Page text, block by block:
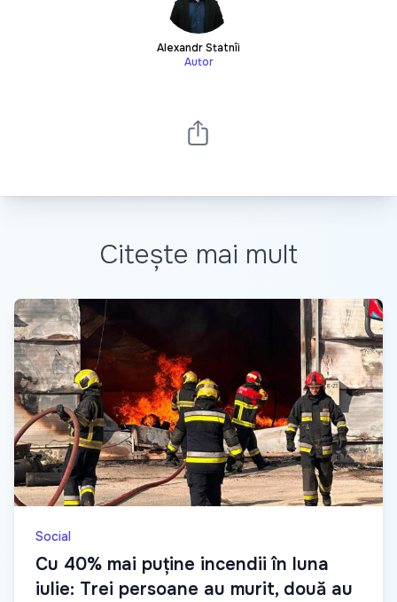
Alexandr Statnîi
Autor
Citește mai mult
Social
Cu 40% mai puține incendii în luna
iulie: Trei persoane au murit, două au